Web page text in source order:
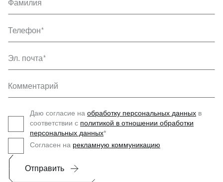
Фамилия
Телефон
Эл. почта
Комментарий
Даю согласие на обработку персональных данных в
соответствии с политикой в отношении обработки
персональных данных*
Согласен на рекламную коммуникацию
Отправить